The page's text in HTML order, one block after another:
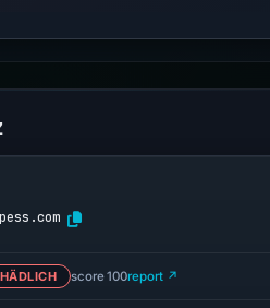
score 100report ↗